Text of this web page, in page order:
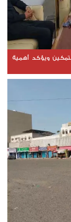
ويؤكد أهمية